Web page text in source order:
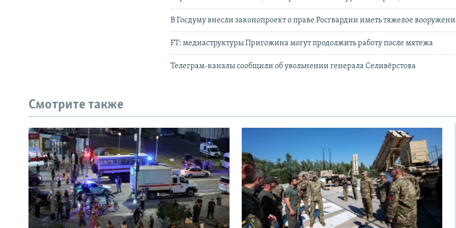
В Госдуму внесли законопроект о праве Росгвардии иметь тяжелое
FT: медиаструктуры Пригожина могут продолжить работу после мятежа
Телеграм-каналы сообщили об увольнении генерала Селивёрстова
Смотрите также